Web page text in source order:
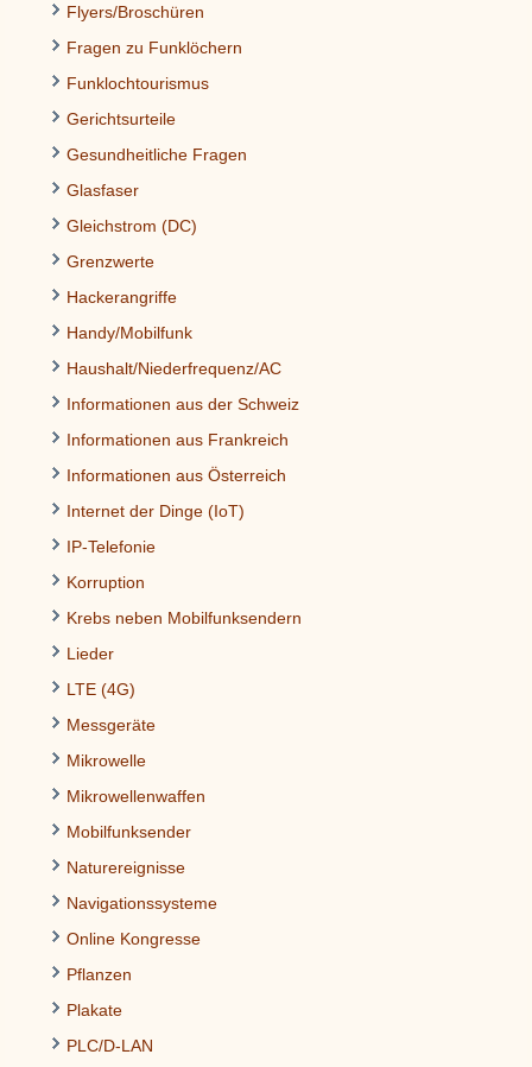
Flyers/Broschüren
Fragen zu Funklöchern
Funklochtourismus
Gerichtsurteile
Gesundheitliche Fragen
Glasfaser
Gleichstrom (DC)
Grenzwerte
Hackerangriffe
Handy/Mobilfunk
Haushalt/Niederfrequenz/AC
Informationen aus der Schweiz
Informationen aus Frankreich
Informationen aus Österreich
Internet der Dinge (IoT)
IP-Telefonie
Korruption
Krebs neben Mobilfunksendern
Lieder
LTE (4G)
Messgeräte
Mikrowelle
Mikrowellenwaffen
Mobilfunksender
Naturereignisse
Navigationssysteme
Online Kongresse
Pflanzen
Plakate
PLC/D-LAN